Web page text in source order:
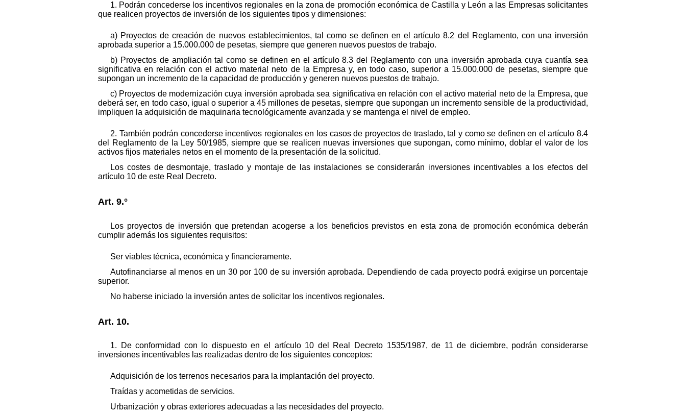
1. Podrán concederse los incentivos regionales en la zona de promoción económica de Castilla y León a las Empresas solicitantes
que realicen proyectos de inversión de los siguientes tipos y dimensiones:
a) Proyectos de creación de nuevos establecimientos, tal como se definen en el artículo 8.2 del Reglamento, con una inversión
aprobada superior a 15.000.000 de pesetas, siempre que generen nuevos puestos de trabajo.
b) Proyectos de ampliación tal como se definen en el artículo 8.3 del Reglamento con una inversión aprobada cuya cuantía sea
significativa en relación con el activo material neto de la Empresa y, en todo caso, superior a 15.000.000 de pesetas, siempre que
supongan un incremento de la capacidad de producción y generen nuevos puestos de trabajo.
c) Proyectos de modernización cuya inversión aprobada sea significativa en relación con el activo material neto de la Empresa, que
deberá ser, en todo caso, igual o superior a 45 millones de pesetas, siempre que supongan un incremento sensible de la productividad,
impliquen la adquisición de maquinaria tecnológicamente avanzada y se mantenga el nivel de empleo.
2. También podrán concederse incentivos regionales en los casos de proyectos de traslado, tal y como se definen en el artículo 8.4
del Reglamento de la Ley 50/1985, siempre que se realicen nuevas inversiones que supongan, como mínimo, doblar el valor de los
activos fijos materiales netos en el momento de la presentación de la solicitud.
Los costes de desmontaje, traslado y montaje de las instalaciones se considerarán inversiones incentivables a los efectos del
artículo 10 de este Real Decreto.
Art. 9.°
Los proyectos de inversión que pretendan acogerse a los beneficios previstos en esta zona de promoción económica deberán
cumplir además los siguientes requisitos:
Ser viables técnica, económica y financieramente.
Autofinanciarse al menos en un 30 por 100 de su inversión aprobada. Dependiendo de cada proyecto podrá exigirse un porcentaje
superior.
No haberse iniciado la inversión antes de solicitar los incentivos regionales.
Art. 10.
1. De conformidad con lo dispuesto en el artículo 10 del Real Decreto 1535/1987, de 11 de diciembre, podrán considerarse
inversiones incentivables las realizadas dentro de los siguientes conceptos:
Adquisición de los terrenos necesarios para la implantación del proyecto.
Traídas y acometidas de servicios.
Urbanización y obras exteriores adecuadas a las necesidades del proyecto.